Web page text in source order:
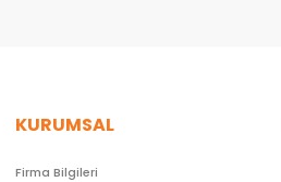
KURUMSAL
Firma Bilgileri